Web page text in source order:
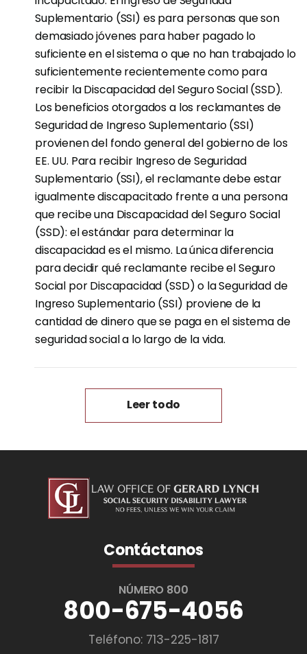
Suplementario (SSI) es para personas que son
demasiado jóvenes para haber pagado lo
suficiente en el sistema o que no han trabajado lo
suficientemente recientemente como para
recibir la Discapacidad del Seguro Social (SSD).
Los beneficios otorgados a los reclamantes de
Seguridad de Ingreso Suplementario (SSI)
provienen del fondo general del gobierno de los
EE. UU. Para recibir Ingreso de Seguridad
Suplementario (SSI), el reclamante debe estar
igualmente discapacitado frente a una persona
que recibe una Discapacidad del Seguro Social
(SSD): el estándar para determinar la
discapacidad es el mismo. La única diferencia
para decidir qué reclamante recibe el Seguro
Social por Discapacidad (SSD) o la Seguridad de
Ingreso Suplementario (SSI) proviene de la
cantidad de dinero que se paga en el sistema de
seguridad social a lo largo de la vida.
Leer todo
Contáctanos
NÚMERO 800
800-675-4056
Teléfono: 713-225-1817